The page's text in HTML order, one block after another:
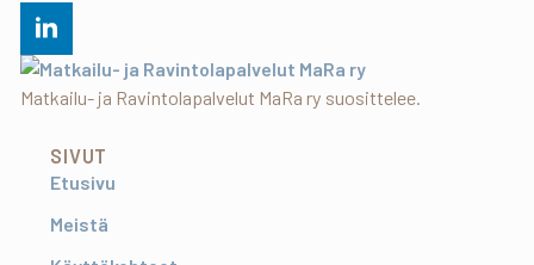
Matkailu- ja Ravintolapalvelut MaRa ry suosittelee.
SIVUT
Etusivu
Meistä